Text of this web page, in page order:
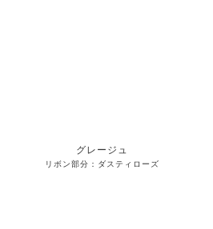
グレージュ
リボン部分：ダスティローズ